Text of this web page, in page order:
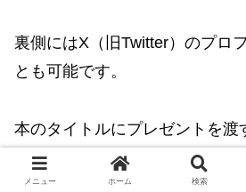
裏側にはX（旧Twitter）のプロ
とも可能です。
本のタイトルにプレゼントを渡
入れて渡すのも面白いと思いま
メニュー ホーム 検索